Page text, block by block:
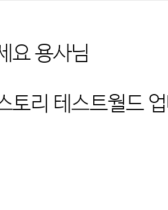
요 용사님
토리 테스트월드